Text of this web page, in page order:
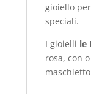
gioiello
speciali.
I gioielli le
rosa, con